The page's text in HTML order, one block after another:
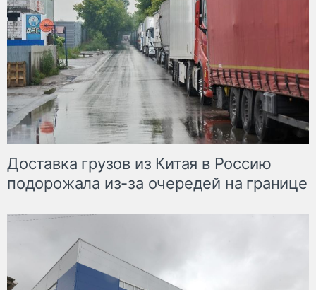
Доставка грузов из Китая в Россию
подорожала из-за очередей на границе